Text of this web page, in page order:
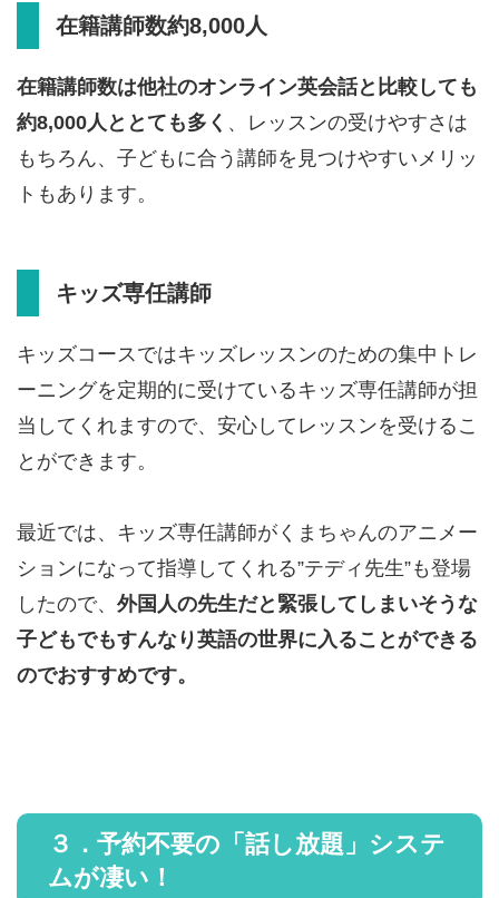
在籍講師数約8,000人
在籍講師数は他社のオンライン英会話と比較しても
約8,000人ととても多く 、レッスンの受けやすさは
もちろん、子どもに合う講師を見つけやすいメリッ
トもあります。
キッズ専任講師
キッズコースではキッズレッスンのための集中トレ
ーニングを定期的に受けているキッズ専任講師が担
当してくれますので、安心してレッスンを受けるこ
とができます。
最近では、キッズ専任講師がくまちゃんのアニメー
ションになって指導してくれる”テディ先生”も登場
したので、 外国人の先生だと緊張してしまいそうな
子どもでもすんなり英語の世界に入ることができる
のでおすすめです。
３．予約不要の「話し放題」システ
ムが凄い！